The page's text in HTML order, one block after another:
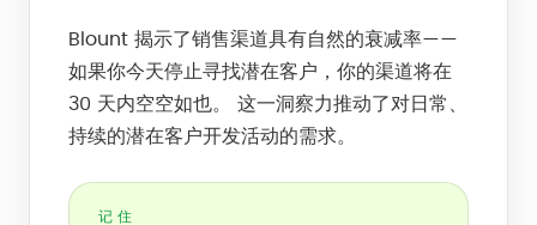
Blount 揭示了销售渠道具有自然的衰减率——
如果你今天停止寻找潜在客户，你的渠道将在
30 天内空空如也。 这一洞察力推动了对日常、
持续的潜在客户开发活动的需求。
记住